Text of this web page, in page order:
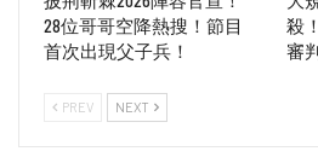
28位哥哥空降熱搜！節目
首次出現父子兵！
殺
審
PREV NEXT